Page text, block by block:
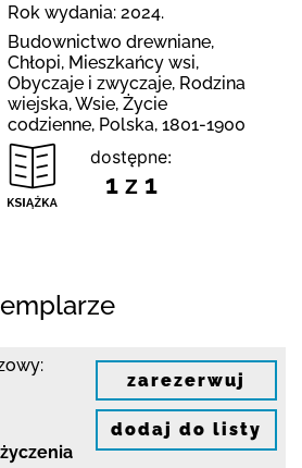
Rok wydania: 2024.
Budownictwo drewniane,
Chłopi, Mieszkańcy wsi,
Obyczaje i zwyczaje, Rodzina
wiejska, Wsie, Życie
codzienne, Polska, 1801-1900
dostępne:
1 z 1
zarezerwuj
dodaj do listy